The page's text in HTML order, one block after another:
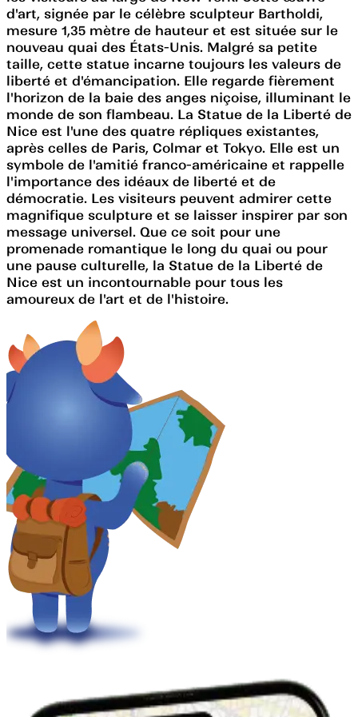
d'art, signée par le célèbre sculpteur Bartholdi,
mesure 1,35 mètre de hauteur et est située sur le
nouveau quai des États-Unis. Malgré sa petite
taille, cette statue incarne toujours les valeurs de
liberté et d'émancipation. Elle regarde fièrement
l'horizon de la baie des anges niçoise, illuminant le
monde de son flambeau. La Statue de la Liberté de
Nice est l'une des quatre répliques existantes,
après celles de Paris, Colmar et Tokyo. Elle est un
symbole de l'amitié franco-américaine et rappelle
l'importance des idéaux de liberté et de
démocratie. Les visiteurs peuvent admirer cette
magnifique sculpture et se laisser inspirer par son
message universel. Que ce soit pour une
promenade romantique le long du quai ou pour
une pause culturelle, la Statue de la Liberté de
Nice est un incontournable pour tous les
amoureux de l'art et de l'histoire.